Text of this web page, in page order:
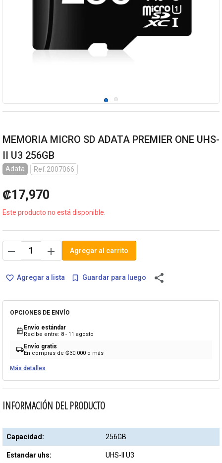
MEMORIA MICRO SD ADATA PREMIER ONE UHS-
II U3 256GB
Adata Ref.2007066
₡17,970
Este producto no está disponible.
remove add Agregar al carrito
favorite_border Agregar a lista bookmark_border Guardar para luego share
OPCIONES DE ENVÍO
calendar_month Envío estándar
Recibe entre: 8 - 11 agosto
local_shippingEnvío gratis
En compras de ₡30.000 o más
Más detalles
INFORMACIÓN DEL PRODUCTO
Capacidad: 256GB
Estandar uhs: UHS-II U3